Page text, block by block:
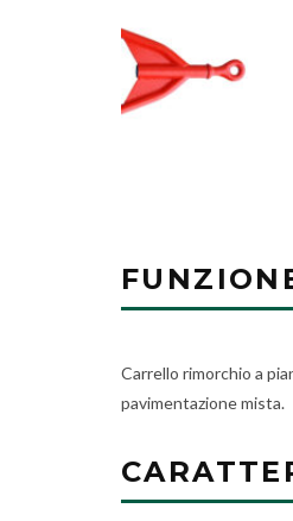
Carrello rimorchio a
pavimentazione mista.